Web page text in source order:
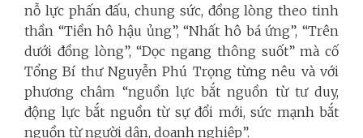
nỗ lực phấn đấu, chung sức, đồng lòng theo tinh
thần “Tiền hô hậu ủng”, “Nhất hô bá ứng”, “Trên
dưới đồng lòng”, “Dọc ngang thông suốt” mà cố
Tổng Bí thư Nguyễn Phú Trọng từng nêu và với
phương châm “nguồn lực bắt nguồn từ tư duy,
động lực bắt nguồn từ sự đổi mới, sức mạnh bắt
nguồn từ người dân, doanh nghiệp”.